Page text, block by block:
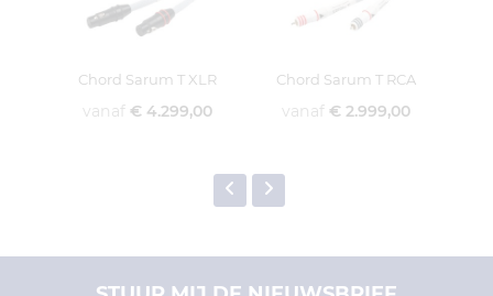
Chord Sarum T XLR
vanaf € 4.299,00
Chord Sarum T RCA
vanaf € 2.999,00